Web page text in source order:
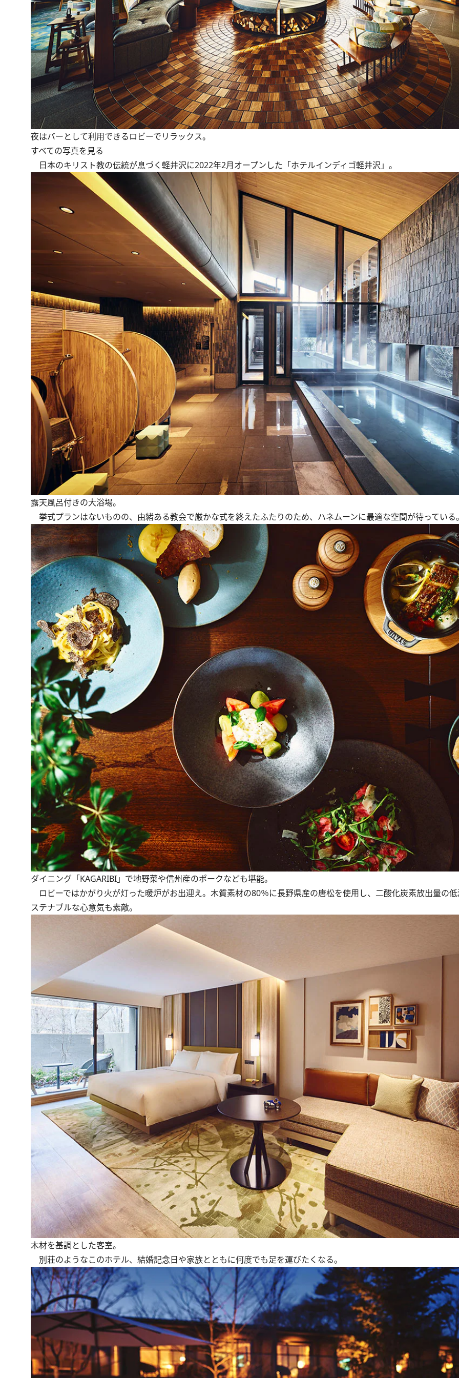
夜はバーとして利用できるロビーでリラックス。
すべての写真を見る
日本のキリスト教の伝統が息づく軽井沢に2022年2月オープンした「ホテルインディゴ軽井沢」。
露天風呂付きの大浴場。
挙式プランはないものの、由緒ある教会で厳かな式を終えたふたりのため、ハネムーンに最適な空間が待っている
ダイニング「KAGARIBI」で地野菜や信州産のポークなども堪能。
ロビーではかがり火が灯った暖炉がお出迎え。木質素材の80％に長野県産の唐松を使用し、二酸化炭素放出量の
ステナブルな心意気も素敵。
木材を基調とした客室。
別荘のようなこのホテル、結婚記念日や家族とともに何度でも足を運びたくなる。